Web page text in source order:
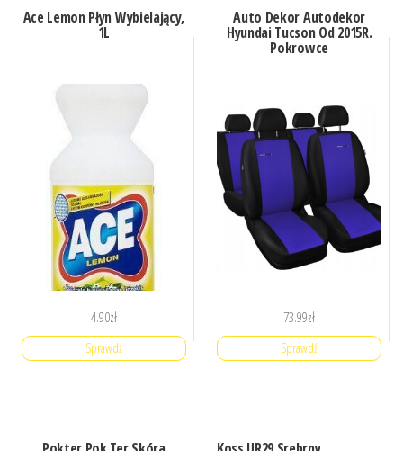
Ace Lemon Płyn Wybielający,
1L
4.90zł
Sprawdź
Auto Dekor Autodekor
Hyundai Tucson Od 2015R.
Pokrowce
73.99zł
Sprawdź